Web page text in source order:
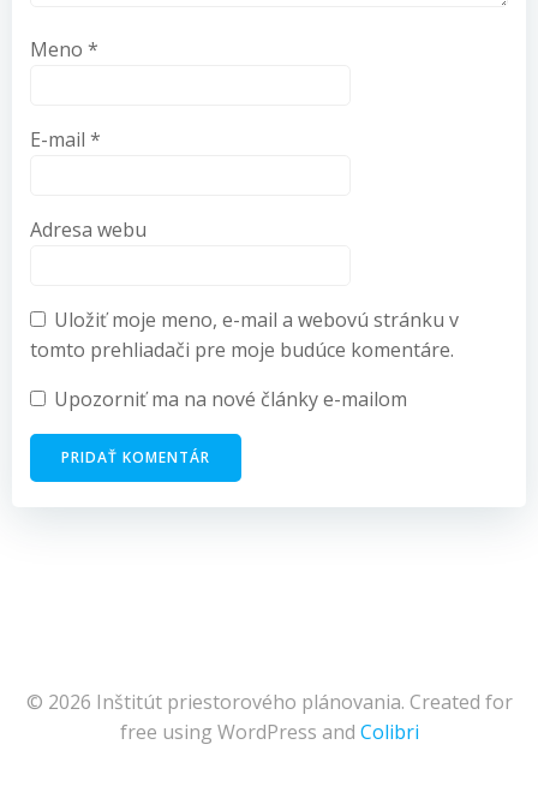
Meno *
E-mail *
Adresa webu
Uložiť moje meno, e-mail a webovú stránku v
tomto prehliadači pre moje budúce komentáre.
Upozorniť ma na nové články e-mailom
© 2026 Inštitút priestorového plánovania. Created for
free using WordPress and Colibri